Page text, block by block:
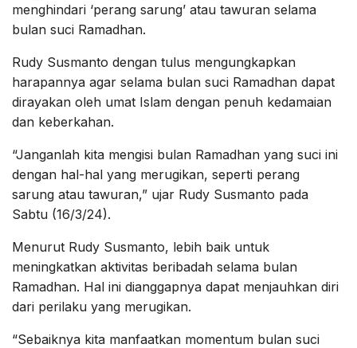
menghindari ‘perang sarung’ atau tawuran selama
bulan suci Ramadhan.
Rudy Susmanto dengan tulus mengungkapkan
harapannya agar selama bulan suci Ramadhan dapat
dirayakan oleh umat Islam dengan penuh kedamaian
dan keberkahan.
“Janganlah kita mengisi bulan Ramadhan yang suci ini
dengan hal-hal yang merugikan, seperti perang
sarung atau tawuran,” ujar Rudy Susmanto pada
Sabtu (16/3/24).
Menurut Rudy Susmanto, lebih baik untuk
meningkatkan aktivitas beribadah selama bulan
Ramadhan. Hal ini dianggapnya dapat menjauhkan diri
dari perilaku yang merugikan.
“Sebaiknya kita manfaatkan momentum bulan suci